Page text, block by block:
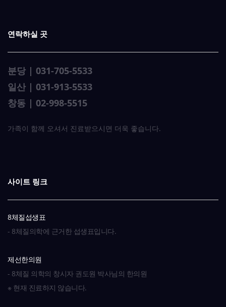
연락하실 곳
분당 | 031-705-5533
일산 | 031-913-5533
창동 | 02-998-5515
가족이 함께 오셔서 진료받으시면 더욱 좋습니다.
사이트 링크
8체질섭생표
- 8체질의학에 근거한 섭생표입니다.
제선한의원
- 8체질 의학의 창시자 권도원 박사님의 한의원
※ 현재 진료하지 않습니다.